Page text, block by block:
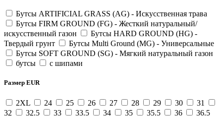
Бутсы ARTIFICIAL GRASS (AG) - Искусственная трава
Бутсы FIRM GROUND (FG) - Жесткий натуральный/
искусственный газон
Бутсы HARD GROUND (HG) -
Твердый грунт
Бутсы Multi Ground (MG) - Универсальные
Бутсы SOFT GROUND (SG) - Мягкий натуральный газон
бутсы
с шипами
Размер EUR
2XL 24 25 26 27 28 29 30
31
32
32.5 33 33.5 34 35 35.5 36
36.5